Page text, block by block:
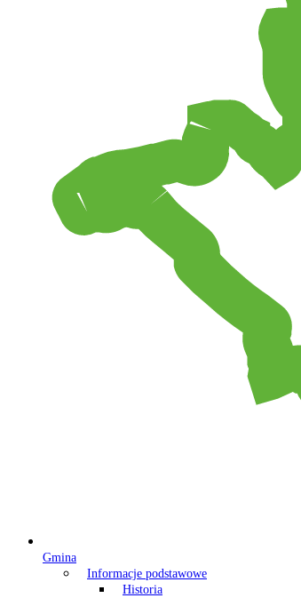
Gmina
Informacje podstawowe
Historia